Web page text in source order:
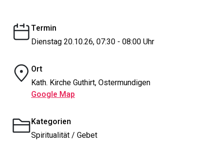
Termin
Dienstag 20.10.26, 07:30 - 08:00 Uhr
Ort
Kath. Kirche Guthirt, Ostermundigen
Google Map
Kategorien
Spiritualität / Gebet